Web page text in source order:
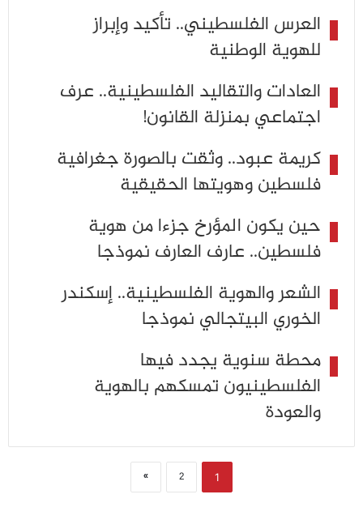
العرس الفلسطيني.. تأكيد وإبراز
للهوية الوطنية
العادات والتقاليد الفلسطينية.. عرف
اجتماعي بمنزلة القانون!
كريمة عبود.. وثقت بالصورة جغرافية
فلسطين وهويتها الحقيقية
حين يكون المؤرخ جزءا من هوية
فلسطين.. عارف العارف نموذجا
الشعر والهوية الفلسطينية.. إسكندر
الخوري البيتجالي نموذجا
محطة سنوية يجدد فيها
الفلسطينيون تمسكهم بالهوية
والعودة
1
2
»